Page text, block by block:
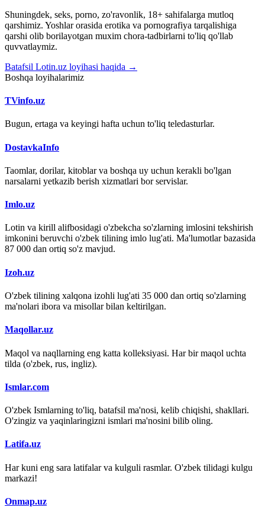
Shuningdek, seks, porno, zo'ravonlik, 18+ sahifalarga mutloq
qarshimiz. Yoshlar orasida erotika va pornografiya tarqalishiga
qarshi olib borilayotgan muxim chora-tadbirlarni to'liq qo'llab
quvvatlaymiz.
Batafsil Lotin.uz loyihasi haqida →
Boshqa loyihalarimiz
TVinfo.uz
Bugun, ertaga va keyingi hafta uchun to'liq teledasturlar.
DostavkaInfo
Taomlar, dorilar, kitoblar va boshqa uy uchun kerakli bo'lgan
narsalarni yetkazib berish xizmatlari bor servislar.
Imlo.uz
Lotin va kirill alifbosidagi o'zbekcha so'zlarning imlosini tekshirish
imkonini beruvchi o'zbek tilining imlo lug'ati. Ma'lumotlar bazasida
87 000 dan ortiq so'z mavjud.
Izoh.uz
O'zbek tilining xalqona izohli lug'ati 35 000 dan ortiq so'zlarning
ma'nolari ibora va misollar bilan keltirilgan.
Maqollar.uz
Maqol va naqllarning eng katta kolleksiyasi. Har bir maqol uchta
tilda (o'zbek, rus, ingliz).
Ismlar.com
O'zbek Ismlarning to'liq, batafsil ma'nosi, kelib chiqishi, shakllari.
O'zingiz va yaqinlaringizni ismlari ma'nosini bilib oling.
Latifa.uz
Har kuni eng sara latifalar va kulguli rasmlar. O'zbek tilidagi kulgu
markazi!
Onmap.uz